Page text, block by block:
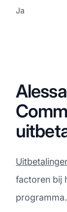
Ja
factoren bij